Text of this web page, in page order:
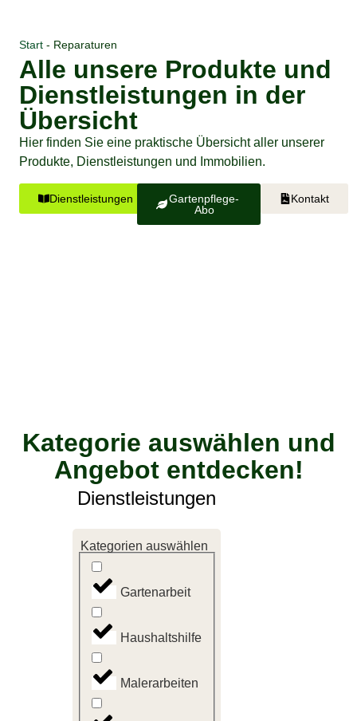
Start - Reparaturen
Alle unsere Produkte und
Dienstleistungen in der
Übersicht
Hier finden Sie eine praktische Übersicht aller unserer
Produkte, Dienstleistungen und Immobilien.
Dienstleistungen
Gartenpflege-
Abo
Kontakt
Kategorie auswählen und
Angebot entdecken!
Dienstleistungen
Kategorien auswählen
Gartenarbeit
Haushaltshilfe
Malerarbeiten